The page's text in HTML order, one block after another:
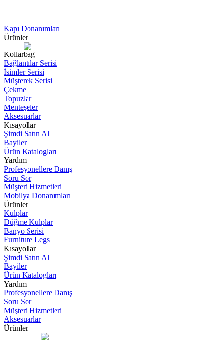
Kapı Donanımları
Ürünler
Kollar
Bağlantılar Serisi
İsimler Serisi
Müşterek Serisi
Çekme
Topuzlar
Menteşeler
Aksesuarlar
Kısayollar
Şimdi Satın Al
Bayiler
Ürün Katalogları
Yardım
Profesyonellere Danış
Soru Sor
Müşteri Hizmetleri
Mobilya Donanımları
Ürünler
Kulplar
Düğme Kulplar
Banyo Serisi
Furniture Legs
Kısayollar
Şimdi Satın Al
Bayiler
Ürün Katalogları
Yardım
Profesyonellere Danış
Soru Sor
Müşteri Hizmetleri
Aksesuarlar
Ürünler